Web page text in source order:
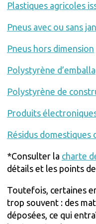
Plastiques agricoles
Pneus avec ou sans
Pneus hors dimension
Polystyrène
Polystyrène de
Produits
Résidus domestiques
*Consulter la charte
détails et les points
Toutefois, certaines
trop souvent : des
déposées, ce qui